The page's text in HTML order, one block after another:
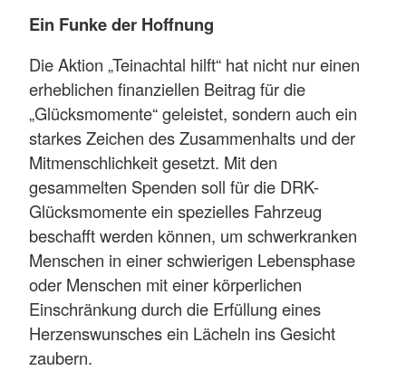
Ein Funke der Hoffnung
Die Aktion „Teinachtal hilft“ hat nicht nur einen
erheblichen finanziellen Beitrag für die
„Glücksmomente“ geleistet, sondern auch ein
starkes Zeichen des Zusammenhalts und der
Mitmenschlichkeit gesetzt. Mit den
gesammelten Spenden soll für die DRK-
Glücksmomente ein spezielles Fahrzeug
beschafft werden können, um schwerkranken
Menschen in einer schwierigen Lebensphase
oder Menschen mit einer körperlichen
Einschränkung durch die Erfüllung eines
Herzenswunsches ein Lächeln ins Gesicht
zaubern.